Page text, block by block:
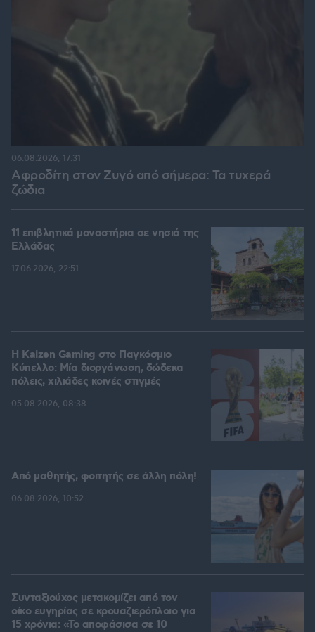
Αφροδίτη στον Ζυγό από σήμερα: Τα τυχερά
ζώδια
06.08.2026, 17:31
11 επιβλητικά μοναστήρια σε νησιά της
Ελλάδας
17.06.2026, 22:51
H Kaizen Gaming στο Παγκόσμιο
Kύπελλο: Μία διοργάνωση, δώδεκα
πόλεις, χιλιάδες κοινές στιγμές
05.08.2026, 08:38
Από μαθητής, φοιτητής σε άλλη πόλη!
06.08.2026, 10:52
Συνταξιούχος μετακομίζει από τον
οίκο ευγηρίας σε κρουαζιερόπλοιο για
15 χρόνια: «Το αποφάσισα σε 10